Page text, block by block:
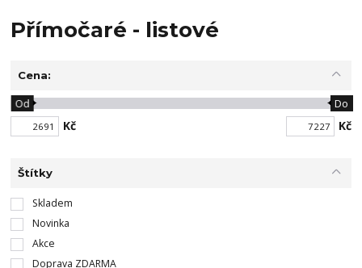
Přímočaré - listové
Cena:
Kč
Od Do
Kč
Štítky
Skladem
Novinka
Akce
Doprava ZDARMA